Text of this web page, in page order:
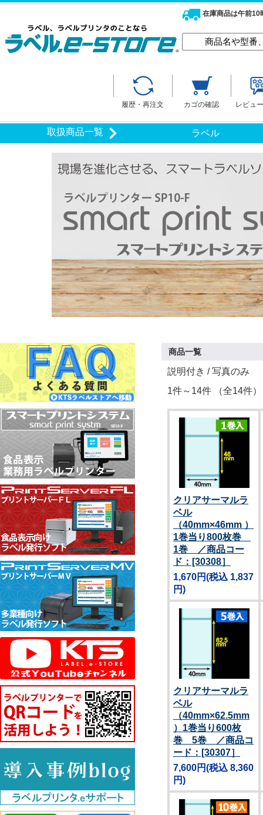
在庫商品は午前10
履歴・再注文 カゴの確認 レビュ
取扱商品一覧 ラベル
商品一覧
説明付き / 写真のみ
1件～14件 （全14件）
クリアサーマルラ
ベル
（40mm×46mm ）
1巻当り800枚巻
1巻 ／商品コー
ド：[30308］
1,670円(税込 1,837
円)
クリアサーマルラ
ベル
（40mm×62.5mm
）1巻当り600枚
巻 5巻 ／商品コ
ード：[30307］
7,600円(税込 8,360
円)